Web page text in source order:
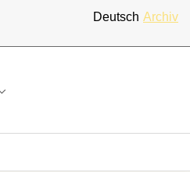
Deutsch Archiv
Submenu for "Forschung & Projekte"